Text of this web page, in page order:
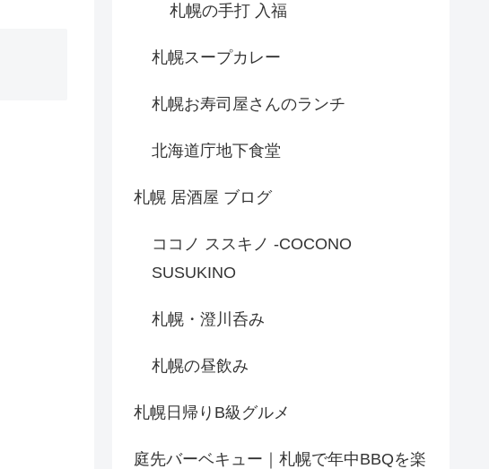
札幌の手打 入福
札幌スープカレー
札幌お寿司屋さんのランチ
北海道庁地下食堂
札幌 居酒屋 ブログ
ココノ ススキノ -COCONO
SUSUKINO
札幌・澄川呑み
札幌の昼飲み
札幌日帰りB級グルメ
庭先バーベキュー｜札幌で年中BBQを楽